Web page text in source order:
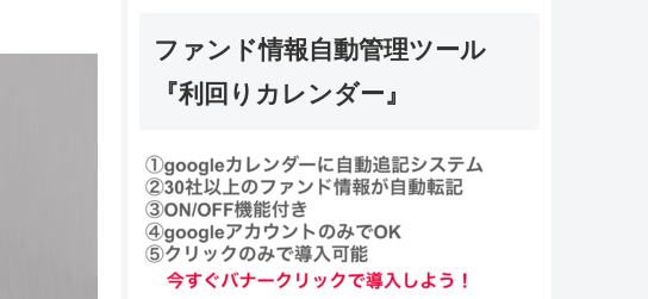
ファンド情報自動管理ツール
『利回りカレンダー』